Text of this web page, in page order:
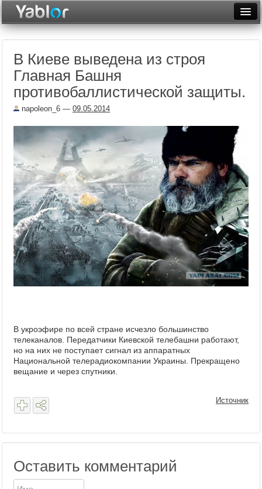
Неделя
Месяц
Архив
Видеотоп
В Киеве выведена из строя
Главная Башня
противобаллистической защиты.
napoleon_6 — 09.05.2014
В укроэфире по всей стране исчезло большинство
телеканалов. Передатчики Киевской телебашни работают,
но на них не поступает сигнал из аппаратных
Национальной телерадиокомпании Украины. Прекращено
вещание и через спутники.
Источник
Оставить комментарий